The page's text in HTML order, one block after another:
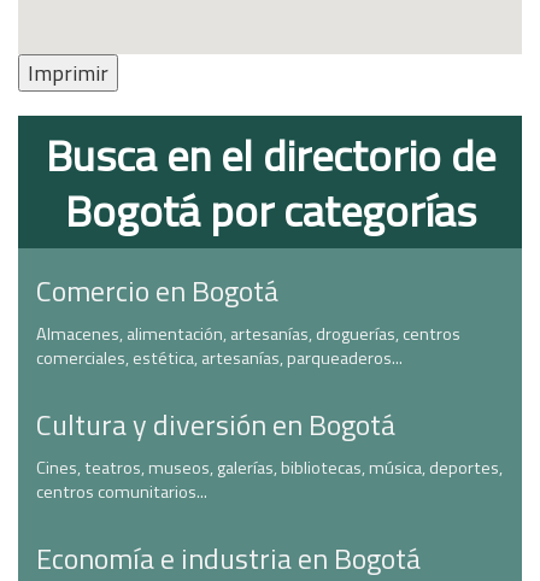
Imprimir
Busca en el directorio de
Bogotá por categorías
Comercio en Bogotá
Almacenes, alimentación, artesanías, droguerías, centros
comerciales, estética, artesanías, parqueaderos...
Cultura y diversión en Bogotá
Cines, teatros, museos, galerías, bibliotecas, música, deportes,
centros comunitarios...
Economía e industria en Bogotá